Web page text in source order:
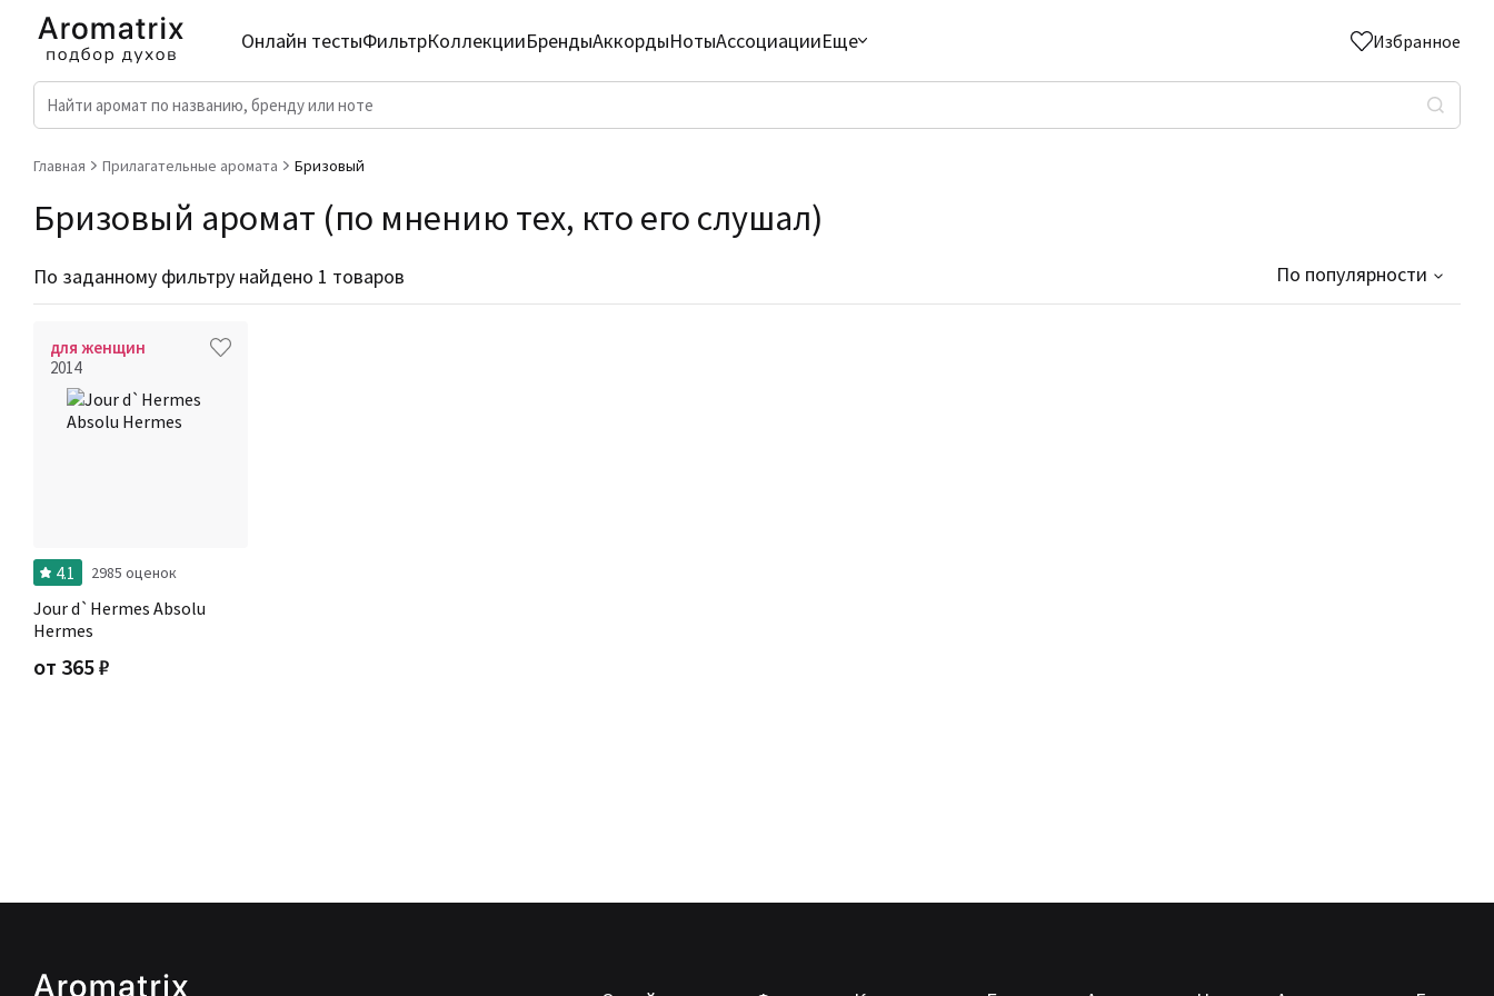
Онлайн тестыФильтрКоллекцииБрендыАккордыНотыАссоциацииЕще Избранное
Главная Прилагательные аромата Бризовый
Бризовый аромат (по мнению тех, кто его слушал)
По заданному фильтру найдено 1 товаров По популярности
для женщин
2014
4.1 2985 оценок
Jour d`Hermes Absolu
Hermes
от 365₽